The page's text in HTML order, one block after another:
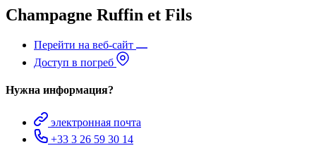
Champagne Ruffin et Fils
Перейти на веб-сайт
Доступ в погреб
Нужна информация?
электронная почта
+33 3 26 59 30 14